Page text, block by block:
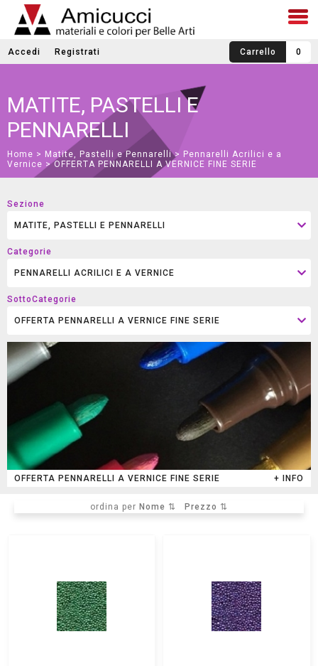
Carrello 0
Accedi Registrati
MATITE, PASTELLI E
PENNARELLI
Home > Matite, Pastelli e Pennarelli> Pennarelli Acrilici e a
Vernice > OFFERTA PENNARELLI A VERNICE FINE SERIE
Sezione
Categorie
SottoCategorie
OFFERTA PENNARELLI A VERNICE FINE SERIE + INFO
ordina per Nome ⇅ Prezzo ⇅